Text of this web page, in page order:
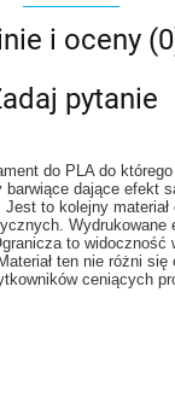
i oceny
pytanie
do PLA do
dające efekt
to kolejny
Wydrukowane
to widoczność
ten nie różni się
ceniących